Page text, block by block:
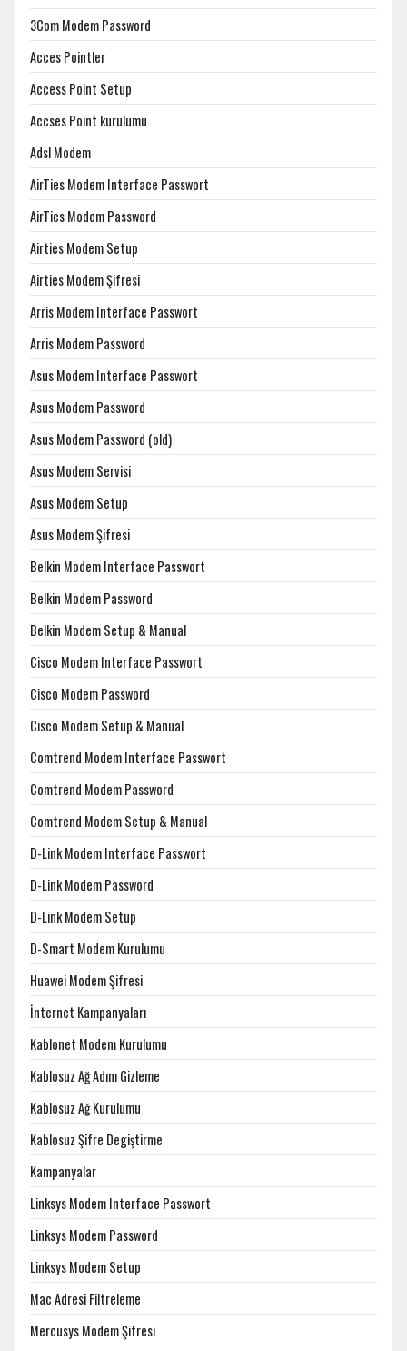
3Com Modem Password
Acces Pointler
Access Point Setup
Accses Point kurulumu
Adsl Modem
AirTies Modem Interface Passwort
AirTies Modem Password
Airties Modem Setup
Airties Modem Şifresi
Arris Modem Interface Passwort
Arris Modem Password
Asus Modem Interface Passwort
Asus Modem Password
Asus Modem Password (old)
Asus Modem Servisi
Asus Modem Setup
Asus Modem Şifresi
Belkin Modem Interface Passwort
Belkin Modem Password
Belkin Modem Setup & Manual
Cisco Modem Interface Passwort
Cisco Modem Password
Cisco Modem Setup & Manual
Comtrend Modem Interface Passwort
Comtrend Modem Password
Comtrend Modem Setup & Manual
D-Link Modem Interface Passwort
D-Link Modem Password
D-Link Modem Setup
D-Smart Modem Kurulumu
Huawei Modem Şifresi
İnternet Kampanyaları
Kablonet Modem Kurulumu
Kablosuz Ağ Adını Gizleme
Kablosuz Ağ Kurulumu
Kablosuz Şifre Degiştirme
Kampanyalar
Linksys Modem Interface Passwort
Linksys Modem Password
Linksys Modem Setup
Mac Adresi Filtreleme
Mercusys Modem Şifresi